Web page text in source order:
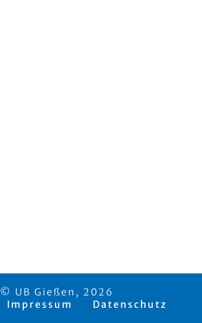
© UB Gießen, 2026
Impressum
Datenschutz